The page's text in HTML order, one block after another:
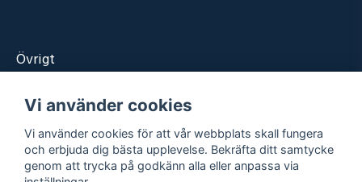
Övrigt
Tjänster
Kontakt
Projekt
Vi använder cookies
Vi använder cookies för att vår webbplats skall fungera
och erbjuda dig bästa upplevelse. Bekräfta ditt samtycke
genom att trycka på godkänn alla eller anpassa via